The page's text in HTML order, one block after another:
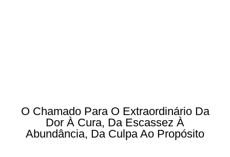
O Chamado Para O Extraordinário Da
Dor À Cura, Da Escassez À
Abundância, Da Culpa Ao Propósito